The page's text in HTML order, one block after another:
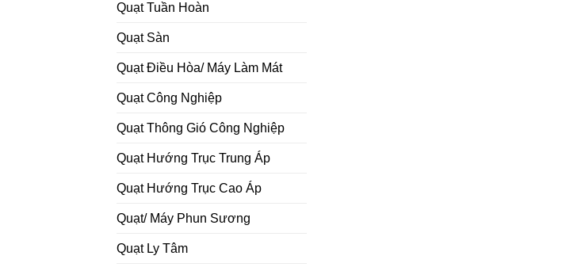
Quạt Tuần Hoàn
Quạt Sàn
Quạt Điều Hòa/ Máy Làm Mát
Quạt Công Nghiệp
Quạt Thông Gió Công Nghiệp
Quạt Hướng Trục Trung Áp
Quạt Hướng Trục Cao Áp
Quạt/ Máy Phun Sương
Quạt Ly Tâm